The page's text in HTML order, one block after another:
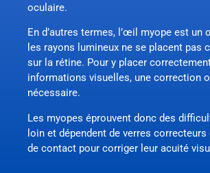
oculaire.
En d’autres termes, l’œil myope est
les rayons lumineux ne se placent pas
sur la rétine. Pour y placer
informations visuelles, une correction
nécessaire.
Les myopes éprouvent donc des
loin et dépendent de verres
de contact pour corriger leur acuité